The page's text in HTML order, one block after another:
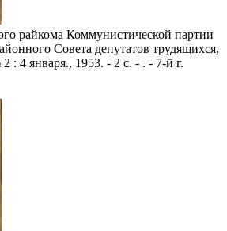
райкома Коммунистической партии
Совета депутатов трудящихся,
: 4 января., 1953. - 2 с. - . - 7-й г.